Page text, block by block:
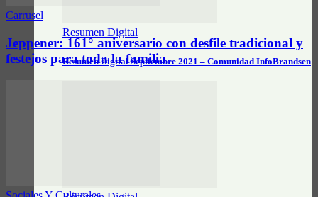
Resumen Digital
Resumen Digital Septiembre 2021 – Comunidad InfoBrandsen
Carrusel
Jeppener: 161° aniversario con desfile tradicional y
festejos para toda la familia